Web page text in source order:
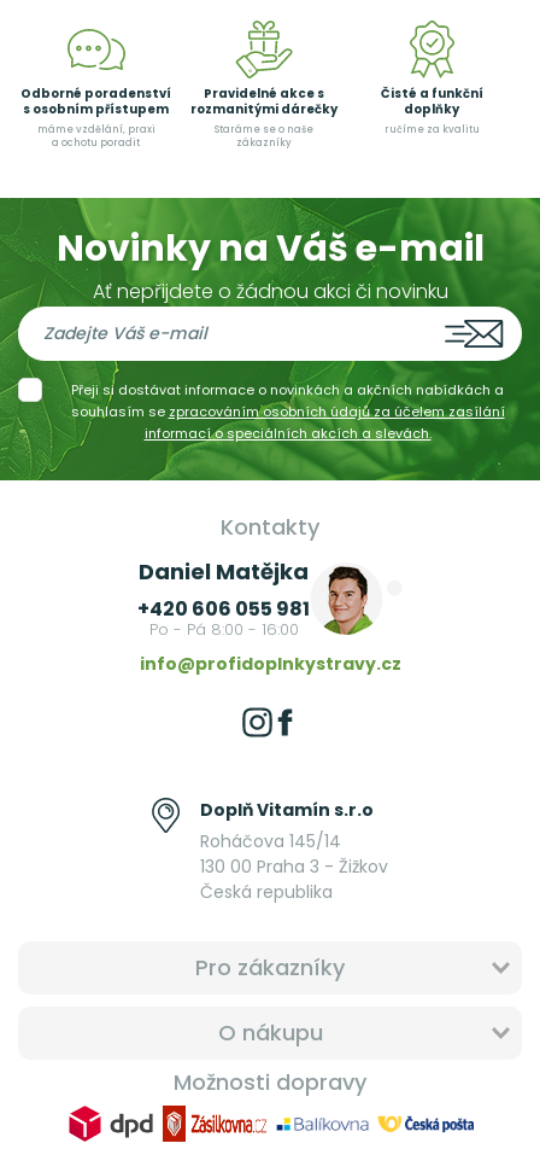
Odborné poradenství
s osobním přístupem
máme vzdělání, praxi
a ochotu poradit
Pravidelné akce s
rozmanitými dárečky
Staráme se o naše
zákazníky
Čisté a funkční
doplňky
ručíme za kvalitu
Novinky na Váš e-mail
Ať nepřijdete o žádnou akci či novinku
Přeji si dostávat informace o novinkách a akčních nabídkách a
souhlasím se zpracováním osobních údajů za účelem zasílání
informací o speciálních akcích a slevách.
Kontakty
Daniel Matějka
+420 606 055 981
Po - Pá 8:00 - 16:00
info@profidoplnkystravy.cz
Doplň Vitamín s.r.o
Roháčova 145/14
130 00 Praha 3 - Žižkov
Česká republika
Pro zákazníky
O nákupu
Možnosti dopravy